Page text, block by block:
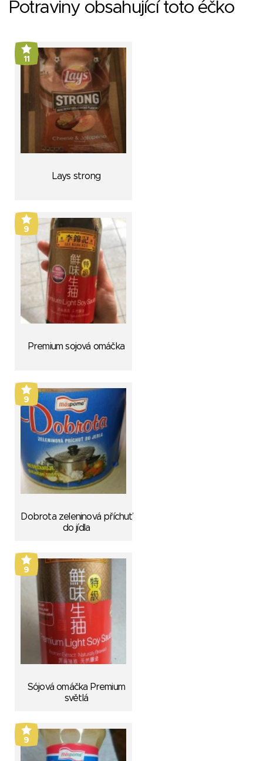
Potraviny obsahující toto éčko
11
Lays strong
9
Premium sojová omáčka
9
Dobrota zeleninová příchuť
do jídla
9
Sójová omáčka Premium
světlá
9